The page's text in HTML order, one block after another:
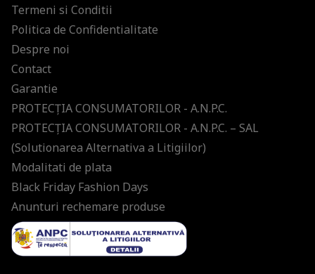
Termeni si Conditii
Politica de Confidentialitate
Despre noi
Contact
Garantie
PROTECŢIA CONSUMATORILOR - A.N.P.C.
PROTECŢIA CONSUMATORILOR - A.N.P.C. – SAL
(Solutionarea Alternativa a Litigiilor)
Modalitati de plata
Black Friday Fashion Days
Anunturi rechemare produse